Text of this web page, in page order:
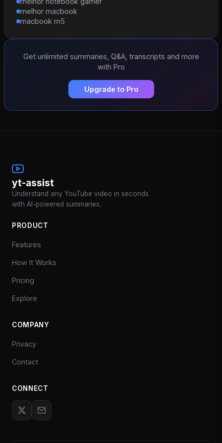
melhor macbook
macbook m5
Get unlimited summaries, Q&A, transcripts and more
with Pro
Upgrade to Pro
yt-assist
Understand any YouTube video in seconds
with AI-powered summaries.
PRODUCT
Features
How It Works
Pricing
Explore
COMPANY
Privacy
Contact
CONNECT